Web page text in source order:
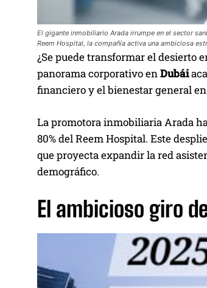
El gigante inmobiliario Arada irrumpe en el sector
Reem Hospital, la compañía activa una ambiciosa
¿Se puede transformar el desierto
panorama corporativo enDubái
financiero y el bienestar general
La promotora inmobiliaria Arada
80% del Reem Hospital. Este
que proyecta expandir la red
demográfico.
El ambicioso giro